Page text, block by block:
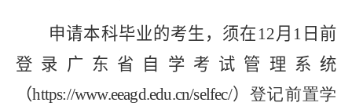
申请本科毕业的考生，须在 12月 1 日前
登录广东省自学考试管理系统
（https://www.eeagd.edu.cn/selfec/）登记前置学